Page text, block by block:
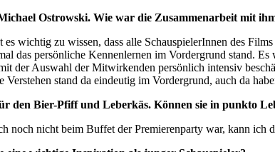
Ostrowski. Wie war die Zusammenarbeit mit
es wichtig zu wissen, dass alle SchauspielerInnen des
das persönliche Kennenlernen im Vordergrund stand.
der Auswahl der Mitwirkenden persönlich intensiv
Verstehen stand da eindeutig im Vordergrund, auch da
den Bier-Pfiff und Leberkäs. Können sie in punkto
noch nicht beim Buffet der Premierenparty war, kann ich